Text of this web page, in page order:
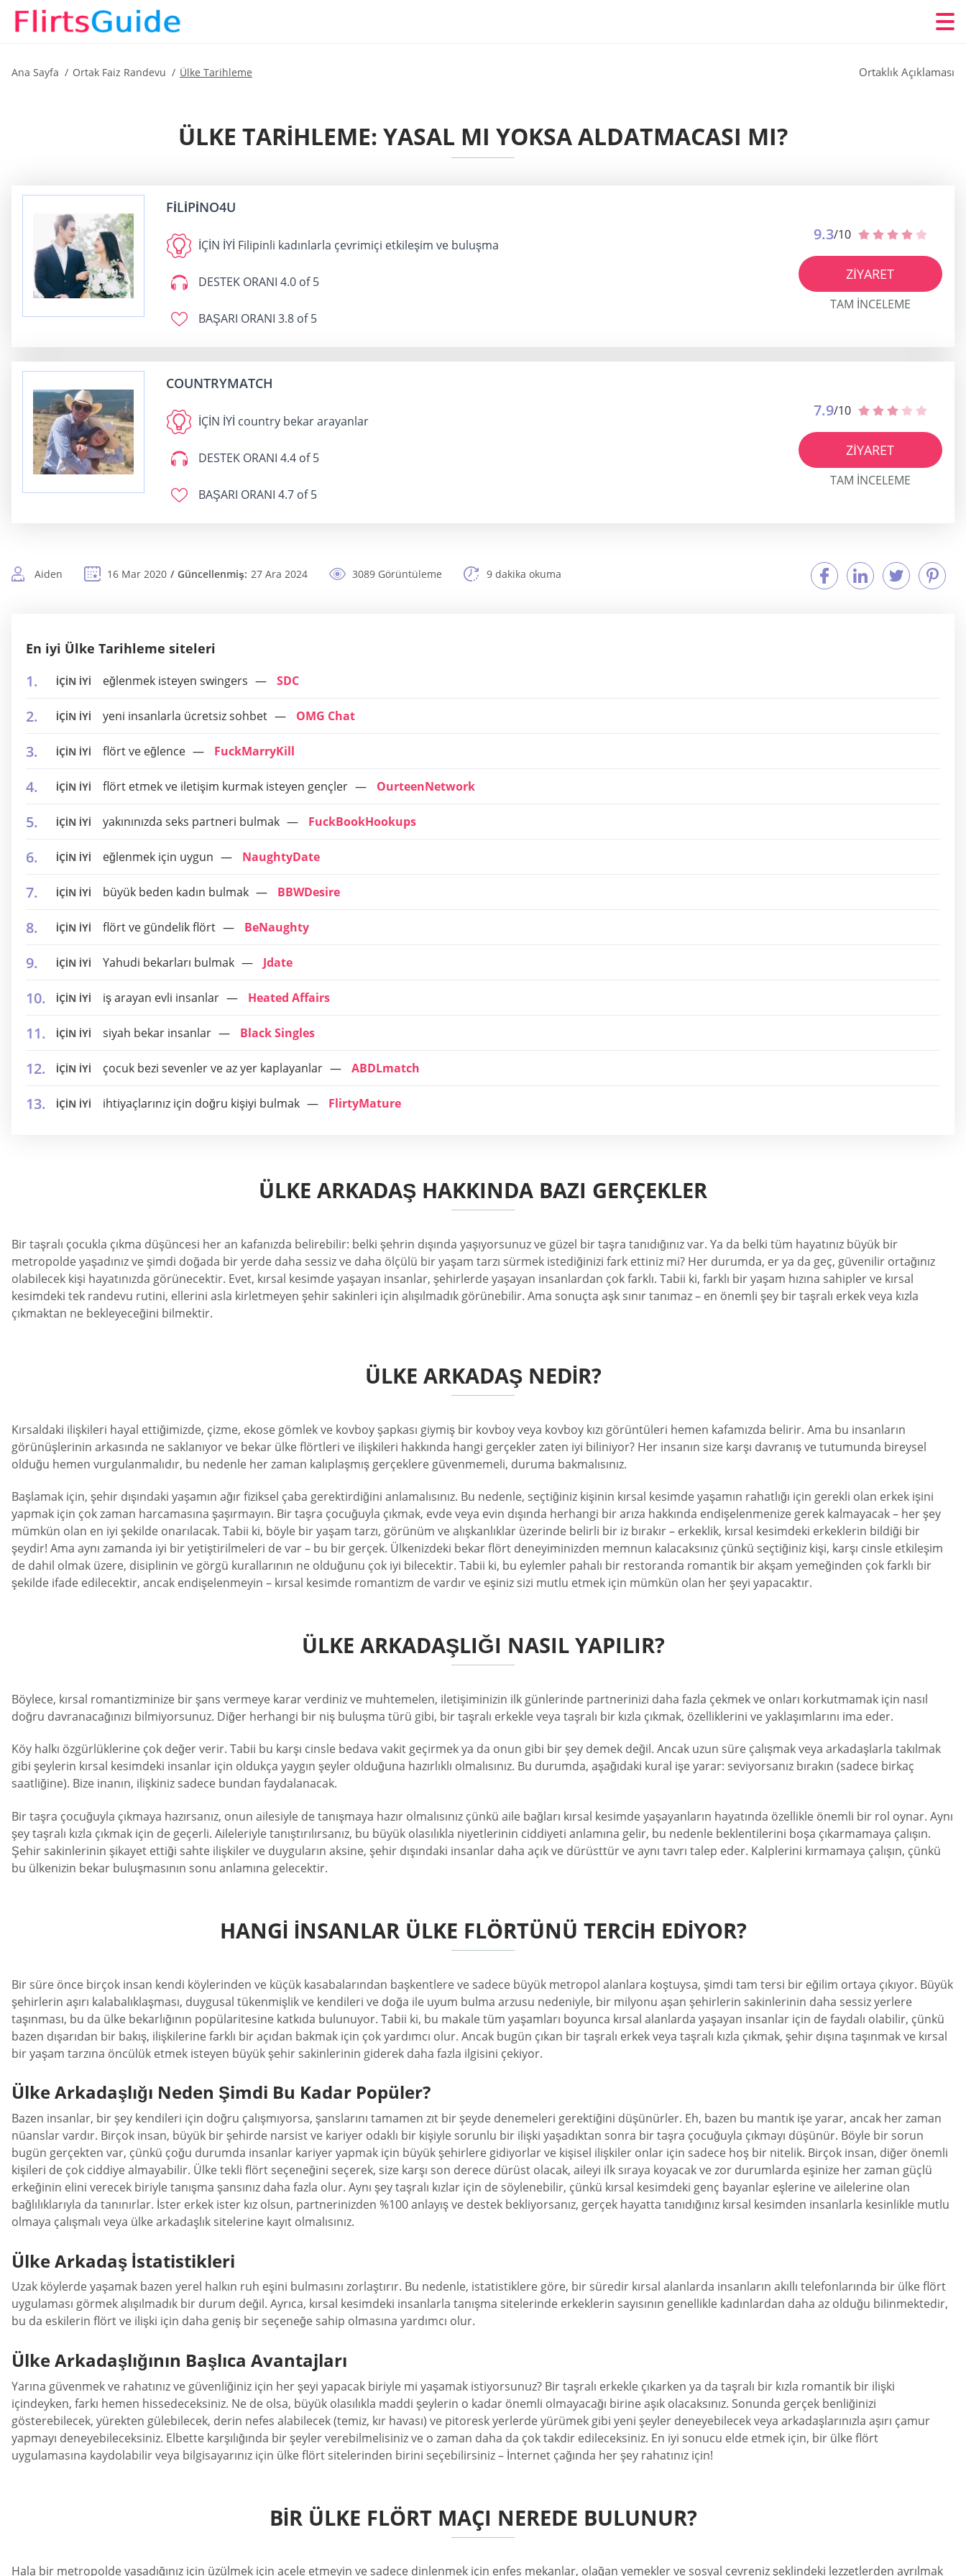
Ana Sayfa Ortak Faiz Randevu Ülke Tarihleme Ortaklık Açıklaması
ÜLKE TARIHLEME: YASAL MI YOKSA ALDATMACASI MI?
FILIPINO4U
İÇİN İYİ Filipinli kadınlarla çevrimiçi etkileşim ve buluşma
DESTEK ORANI 4.0 of 5
BAŞARI ORANI 3.8 of 5
9.3/10
ZIYARET
TAM INCELEME
COUNTRYMATCH
İÇİN İYİ country bekar arayanlar
DESTEK ORANI 4.4 of 5
BAŞARI ORANI 4.7 of 5
7.9/10
ZIYARET
TAM INCELEME
Aiden 16 Mar 2020 Güncellenmiş: 27 Ara 2024 3089 Görüntüleme 9 dakika okuma
En iyi Ülke Tarihleme siteleri
İÇİN İYİ eğlenmek isteyen swingers SDC
İÇİN İYİ yeni insanlarla ücretsiz sohbet OMG Chat
İÇİN İYİ flört ve eğlence FuckMarryKill
İÇİN İYİ flört etmek ve iletişim kurmak isteyen gençler OurteenNetwork
İÇİN İYİ yakınınızda seks partneri bulmak FuckBookHookups
İÇİN İYİ eğlenmek için uygun NaughtyDate
İÇİN İYİ büyük beden kadın bulmak BBWDesire
İÇİN İYİ flört ve gündelik flört BeNaughty
İÇİN İYİ Yahudi bekarları bulmak Jdate
İÇİN İYİ iş arayan evli insanlar Heated Affairs
İÇİN İYİ siyah bekar insanlar Black Singles
İÇİN İYİ çocuk bezi sevenler ve az yer kaplayanlar ABDLmatch
İÇİN İYİ ihtiyaçlarınız için doğru kişiyi bulmak FlirtyMature
ÜLKE ARKADAŞ HAKKINDA BAZI GERÇEKLER
Bir taşralı çocukla çıkma düşüncesi her an kafanızda belirebilir: belki şehrin dışında yaşıyorsunuz ve güzel bir taşra tanıdığınız var. Ya da belki tüm hayatınız büyük bir
metropolde yaşadınız ve şimdi doğada bir yerde daha sessiz ve daha ölçülü bir yaşam tarzı sürmek istediğinizi fark ettiniz mi? Her durumda, er ya da geç, güvenilir ortağınız
olabilecek kişi hayatınızda görünecektir. Evet, kırsal kesimde yaşayan insanlar, şehirlerde yaşayan insanlardan çok farklı. Tabii ki, farklı bir yaşam hızına sahipler ve kırsal
kesimdeki tek randevu rutini, ellerini asla kirletmeyen şehir sakinleri için alışılmadık görünebilir. Ama sonuçta aşk sınır tanımaz – en önemli şey bir taşralı erkek veya kızla
çıkmaktan ne bekleyeceğini bilmektir.
ÜLKE ARKADAŞ NEDIR?
Kırsaldaki ilişkileri hayal ettiğimizde, çizme, ekose gömlek ve kovboy şapkası giymiş bir kovboy veya kovboy kızı görüntüleri hemen kafamızda belirir. Ama bu insanların
görünüşlerinin arkasında ne saklanıyor ve bekar ülke flörtleri ve ilişkileri hakkında hangi gerçekler zaten iyi biliniyor? Her insanın size karşı davranış ve tutumunda bireysel
olduğu hemen vurgulanmalıdır, bu nedenle her zaman kalıplaşmış gerçeklere güvenmemeli, duruma bakmalısınız.
Başlamak için, şehir dışındaki yaşamın ağır fiziksel çaba gerektirdiğini anlamalısınız. Bu nedenle, seçtiğiniz kişinin kırsal kesimde yaşamın rahatlığı için gerekli olan erkek işini
yapmak için çok zaman harcamasına şaşırmayın. Bir taşra çocuğuyla çıkmak, evde veya evin dışında herhangi bir arıza hakkında endişelenmenize gerek kalmayacak – her şey
mümkün olan en iyi şekilde onarılacak. Tabii ki, böyle bir yaşam tarzı, görünüm ve alışkanlıklar üzerinde belirli bir iz bırakır – erkeklik, kırsal kesimdeki erkeklerin bildiği bir
şeydir! Ama aynı zamanda iyi bir yetiştirilmeleri de var – bu bir gerçek. Ülkenizdeki bekar flört deneyiminizden memnun kalacaksınız çünkü seçtiğiniz kişi, karşı cinsle etkileşim
de dahil olmak üzere, disiplinin ve görgü kurallarının ne olduğunu çok iyi bilecektir. Tabii ki, bu eylemler pahalı bir restoranda romantik bir akşam yemeğinden çok farklı bir
şekilde ifade edilecektir, ancak endişelenmeyin – kırsal kesimde romantizm de vardır ve eşiniz sizi mutlu etmek için mümkün olan her şeyi yapacaktır.
ÜLKE ARKADAŞLIĞI NASIL YAPILIR?
Böylece, kırsal romantizminize bir şans vermeye karar verdiniz ve muhtemelen, iletişiminizin ilk günlerinde partnerinizi daha fazla çekmek ve onları korkutmamak için nasıl
doğru davranacağınızı bilmiyorsunuz. Diğer herhangi bir niş buluşma türü gibi, bir taşralı erkekle veya taşralı bir kızla çıkmak, özelliklerini ve yaklaşımlarını ima eder.
Köy halkı özgürlüklerine çok değer verir. Tabii bu karşı cinsle bedava vakit geçirmek ya da onun gibi bir şey demek değil. Ancak uzun süre çalışmak veya arkadaşlarla takılmak
gibi şeylerin kırsal kesimdeki insanlar için oldukça yaygın şeyler olduğuna hazırlıklı olmalısınız. Bu durumda, aşağıdaki kural işe yarar: seviyorsanız bırakın (sadece birkaç
saatliğine). Bize inanın, ilişkiniz sadece bundan faydalanacak.
Bir taşra çocuğuyla çıkmaya hazırsanız, onun ailesiyle de tanışmaya hazır olmalısınız çünkü aile bağları kırsal kesimde yaşayanların hayatında özellikle önemli bir rol oynar. Aynı
şey taşralı kızla çıkmak için de geçerli. Aileleriyle tanıştırılırsanız, bu büyük olasılıkla niyetlerinin ciddiyeti anlamına gelir, bu nedenle beklentilerini boşa çıkarmamaya çalışın.
Şehir sakinlerinin şikayet ettiği sahte ilişkiler ve duyguların aksine, şehir dışındaki insanlar daha açık ve dürüsttür ve aynı tavrı talep eder. Kalplerini kırmamaya çalışın, çünkü
bu ülkenizin bekar buluşmasının sonu anlamına gelecektir.
HANGI İNSANLAR ÜLKE FLÖRTÜNÜ TERCIH EDIYOR?
Bir süre önce birçok insan kendi köylerinden ve küçük kasabalarından başkentlere ve sadece büyük metropol alanlara koştuysa, şimdi tam tersi bir eğilim ortaya çıkıyor. Büyük
şehirlerin aşırı kalabalıklaşması, duygusal tükenmişlik ve kendileri ve doğa ile uyum bulma arzusu nedeniyle, bir milyonu aşan şehirlerin sakinlerinin daha sessiz yerlere
taşınması, bu da ülke bekarlığının popülaritesine katkıda bulunuyor. Tabii ki, bu makale tüm yaşamları boyunca kırsal alanlarda yaşayan insanlar için de faydalı olabilir, çünkü
bazen dışarıdan bir bakış, ilişkilerine farklı bir açıdan bakmak için çok yardımcı olur. Ancak bugün çıkan bir taşralı erkek veya taşralı kızla çıkmak, şehir dışına taşınmak ve kırsal
bir yaşam tarzına öncülük etmek isteyen büyük şehir sakinlerinin giderek daha fazla ilgisini çekiyor.
Ülke Arkadaşlığı Neden Şimdi Bu Kadar Popüler?
Bazen insanlar, bir şey kendileri için doğru çalışmıyorsa, şanslarını tamamen zıt bir şeyde denemeleri gerektiğini düşünürler. Eh, bazen bu mantık işe yarar, ancak her zaman
nüanslar vardır. Birçok insan, büyük bir şehirde narsist ve kariyer odaklı bir kişiyle sorunlu bir ilişki yaşadıktan sonra bir taşra çocuğuyla çıkmayı düşünür. Böyle bir sorun
bugün gerçekten var, çünkü çoğu durumda insanlar kariyer yapmak için büyük şehirlere gidiyorlar ve kişisel ilişkiler onlar için sadece hoş bir nitelik. Birçok insan, diğer önemli
kişileri de çok ciddiye almayabilir. Ülke tekli flört seçeneğini seçerek, size karşı son derece dürüst olacak, aileyi ilk sıraya koyacak ve zor durumlarda eşinize her zaman güçlü
erkeğinin elini verecek biriyle tanışma şansınız daha fazla olur. Aynı şey taşralı kızlar için de söylenebilir, çünkü kırsal kesimdeki genç bayanlar eşlerine ve ailelerine olan
bağlılıklarıyla da tanınırlar. İster erkek ister kız olsun, partnerinizden %100 anlayış ve destek bekliyorsanız, gerçek hayatta tanıdığınız kırsal kesimden insanlarla kesinlikle mutlu
olmaya çalışmalı veya ülke arkadaşlık sitelerine kayıt olmalısınız.
Ülke Arkadaş İstatistikleri
Uzak köylerde yaşamak bazen yerel halkın ruh eşini bulmasını zorlaştırır. Bu nedenle, istatistiklere göre, bir süredir kırsal alanlarda insanların akıllı telefonlarında bir ülke flört
uygulaması görmek alışılmadık bir durum değil. Ayrıca, kırsal kesimdeki insanlarla tanışma sitelerinde erkeklerin sayısının genellikle kadınlardan daha az olduğu bilinmektedir,
bu da eskilerin flört ve ilişki için daha geniş bir seçeneğe sahip olmasına yardımcı olur.
Ülke Arkadaşlığının Başlıca Avantajları
Yarına güvenmek ve rahatınız ve güvenliğiniz için her şeyi yapacak biriyle mi yaşamak istiyorsunuz? Bir taşralı erkekle çıkarken ya da taşralı bir kızla romantik bir ilişki
içindeyken, farkı hemen hissedeceksiniz. Ne de olsa, büyük olasılıkla maddi şeylerin o kadar önemli olmayacağı birine aşık olacaksınız. Sonunda gerçek benliğinizi
gösterebilecek, yürekten gülebilecek, derin nefes alabilecek (temiz, kır havası) ve pitoresk yerlerde yürümek gibi yeni şeyler deneyebilecek veya arkadaşlarınızla aşırı çamur
yapmayı deneyebileceksiniz. Elbette karşılığında bir şeyler verebilmelisiniz ve o zaman daha da çok takdir edileceksiniz. En iyi sonucu elde etmek için, bir ülke flört
uygulamasına kaydolabilir veya bilgisayarınız için ülke flört sitelerinden birini seçebilirsiniz – İnternet çağında her şey rahatınız için!
BIR ÜLKE FLÖRT MAÇI NEREDE BULUNUR?
Hala bir metropolde yaşadığınız için üzülmek için acele etmeyin ve sadece dinlenmek için enfes mekanlar, olağan yemekler ve sosyal çevreniz şeklindeki lezzetlerden ayrılmak